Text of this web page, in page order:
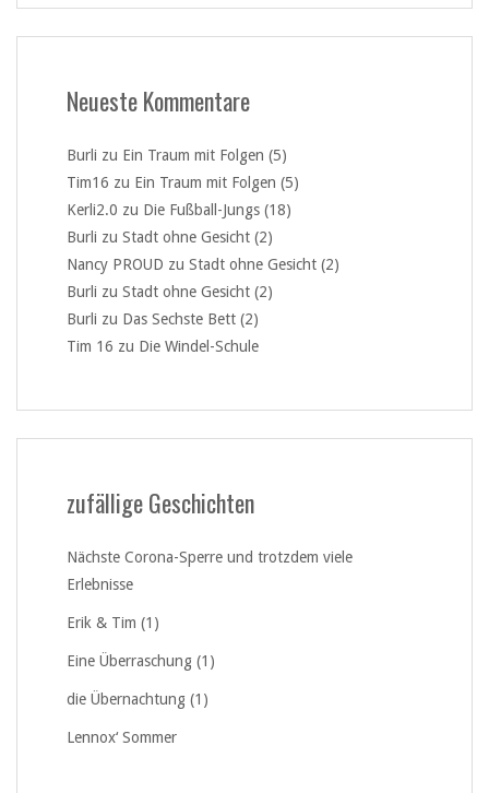
Neueste Kommentare
Burli zu Ein Traum mit Folgen (5)
Tim16 zu Ein Traum mit Folgen (5)
Kerli2.0 zu Die Fußball-Jungs (18)
Burli zu Stadt ohne Gesicht (2)
Nancy PROUD zu Stadt ohne Gesicht (2)
Burli zu Stadt ohne Gesicht (2)
Burli zu Das Sechste Bett (2)
Tim 16 zu Die Windel-Schule
zufällige Geschichten
Nächste Corona-Sperre und trotzdem viele
Erlebnisse
Erik & Tim (1)
Eine Überraschung (1)
die Übernachtung (1)
Lennox‘ Sommer